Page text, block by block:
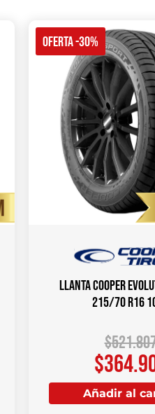
OFERTA -30%
Llanta COOPER
215/70 R16
$
$
Añadir al